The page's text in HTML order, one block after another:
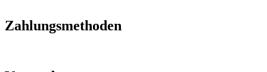
Zahlungsmethoden